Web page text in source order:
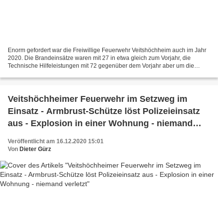
Enorm gefordert war die Freiwillige Feuerwehr Veitshöchheim auch im Jahr
2020. Die Brandeinsätze waren mit 27 in etwa gleich zum Vorjahr, die
Technische Hilfeleistungen mit 72 gegenüber dem Vorjahr aber um die
Veitshöchheimer Feuerwehr im Setzweg im
Einsatz - Armbrust-Schütze löst Polizeieinsatz
aus - Explosion in einer Wohnung - niemand
Veröffentlicht am 16.12.2020 15:01
Von Dieter Gürz